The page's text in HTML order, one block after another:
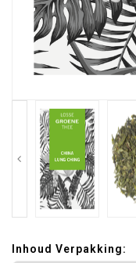
Inhoud Verpakking: